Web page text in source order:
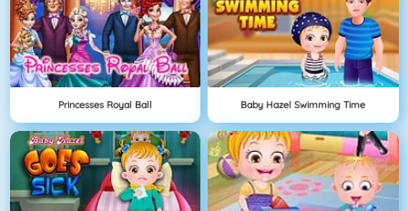
Princesses Royal Ball Baby Hazel Swimming Time